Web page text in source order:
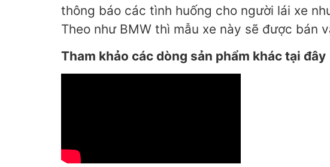
thông báo các tình huống cho người lái xe
Theo như BMW thì mẫu xe này sẽ được bán
Tham khảo các dòng sản phẩm khác tại đây